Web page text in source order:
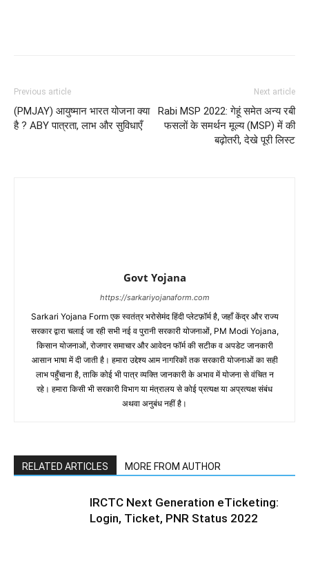
Previous article
(PMJAY) आयुष्मान भारत योजना क्या
है ? ABY पात्रता, लाभ और सुविधाएँ
Next article
Rabi MSP 2022: गेहूं समेत अन्य रबी
फसलों के समर्थन मूल्य (MSP) में की
बढ़ोतरी, देखे पूरी लिस्ट
Govt Yojana
https://sarkariyojanaform.com
Sarkari Yojana Form एक स्वतंत्र भरोसेमंद हिंदी प्लेटफ़ॉर्म है, जहाँ केंद्र और राज्य
सरकार द्वारा चलाई जा रही सभी नई व पुरानी सरकारी योजनाओं, PM Modi Yojana,
किसान योजनाओं, रोजगार समाचार और आवेदन फॉर्म की सटीक व अपडेट जानकारी
आसान भाषा में दी जाती है। हमारा उद्देश्य आम नागरिकों तक सरकारी योजनाओं का सही
लाभ पहुँचाना है, ताकि कोई भी पात्र व्यक्ति जानकारी के अभाव में योजना से वंचित न
रहे। हमारा किसी भी सरकारी विभाग या मंत्रालय से कोई प्रत्यक्ष या अप्रत्यक्ष संबंध
अथवा अनुबंध नहीं है।
RELATED ARTICLES MORE FROM AUTHOR
IRCTC Next Generation eTicketing:
Login, Ticket, PNR Status 2022